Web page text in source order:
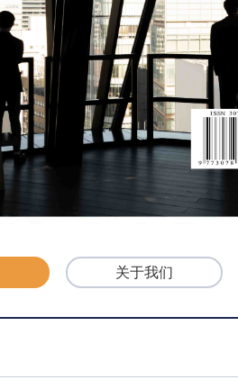
关于我们